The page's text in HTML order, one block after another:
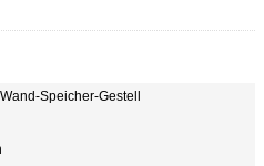
Speicher-Gestell